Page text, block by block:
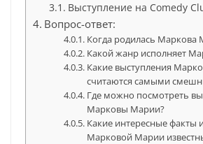
Выступление на Comedy
Вопрос-ответ:
Когда родилась Маркова
Какой жанр исполняет
Какие выступления
считаются самыми
Где можно посмотреть
Марковы Марии?
Какие интересные факты
Марковой Марии